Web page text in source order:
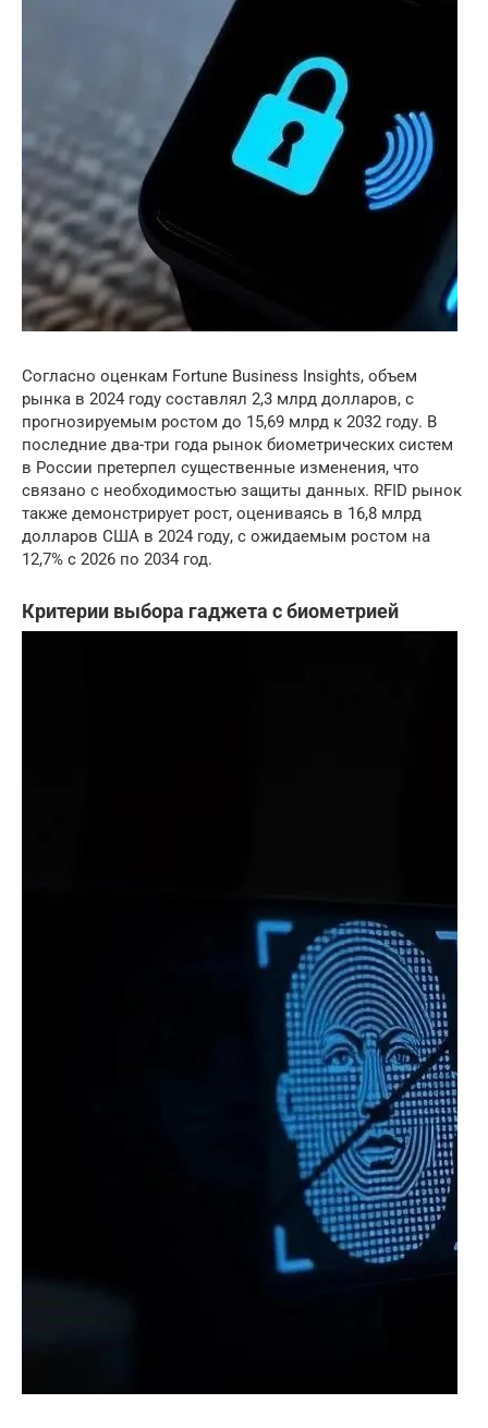
Согласно оценкам Fortune Business Insights, объем
рынка в 2024 году составлял 2,3 млрд долларов, с
прогнозируемым ростом до 15,69 млрд к 2032 году. В
последние два-три года рынок биометрических систем
в России претерпел существенные изменения, что
связано с необходимостью защиты данных. RFID рынок
также демонстрирует рост, оцениваясь в 16,8 млрд
долларов США в 2024 году, с ожидаемым ростом на
12,7% с 2026 по 2034 год.
Критерии выбора гаджета с биометрией